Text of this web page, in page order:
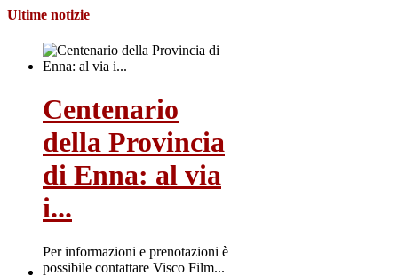
Ultime notizie
Centenario
della Provincia
di Enna: al via
i...
Per informazioni e prenotazioni è
possibile contattare Visco Film...